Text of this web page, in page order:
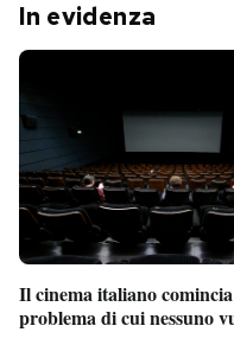
In evidenza
Il cinema italiano
problema di cui nessuno